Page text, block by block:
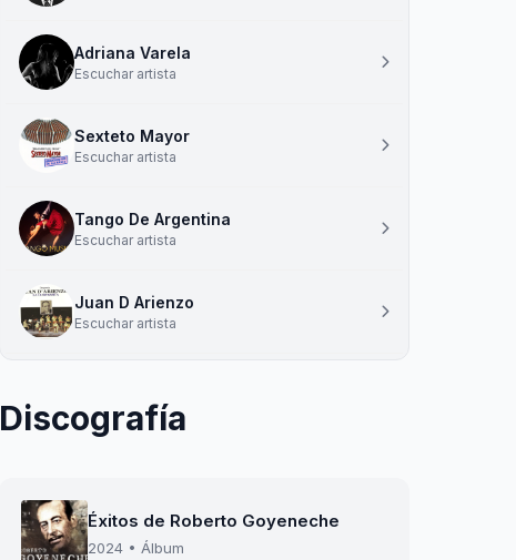
Adriana Varela
Escuchar artista
Sexteto Mayor
Escuchar artista
Tango De Argentina
Escuchar artista
Juan D Arienzo
Escuchar artista
Discografía
Éxitos de Roberto Goyeneche
2024 • Álbum